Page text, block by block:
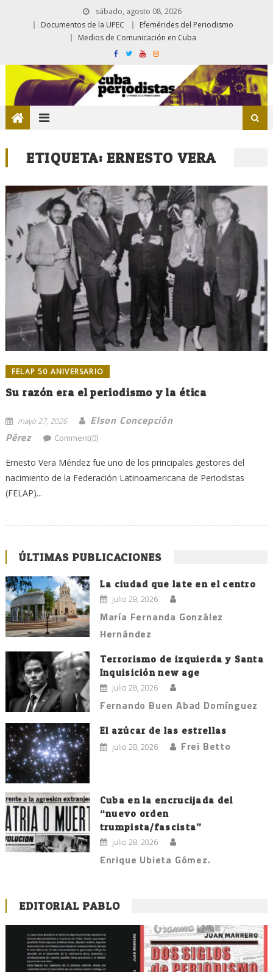
sábado, agosto 08, 2026
Documentos de la UPEC
Efemérides del Periodismo
Medios de Comunicación en Cuba
ETIQUETA: ERNESTO VERA
FELAP 50 ANIVERSARIO
Su razón era el periodismo y la ética
mayo 27, 2026
Elson Concepción
Pérez
Comment(0)
Ernesto Vera Méndez fue uno de los principales gestores del
nacimiento de la Federación Latinoamericana de Periodistas
(FELAP)...
ÚLTIMAS PUBLICACIONES
La ciudad que late en el centro
julio 28, 2026
María Fernanda González
Hernández
Terrorismo de izquierda y Santa
Inquisición new age
julio 28, 2026
Fernando Buen Abad Domínguez
El azúcar de las estrellas
julio 28, 2026 Frei Betto
Cuba en la encrucijada del
“nuevo orden
trumpista/fascista”
julio 28, 2026
Enrique Ubieta Gómez.
EDITORIAL PABLO